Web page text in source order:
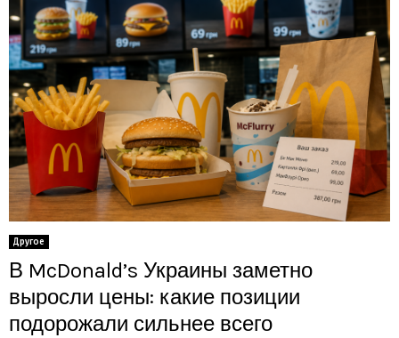
Другое
В McDonald’s Украины заметно
выросли цены: какие позиции
подорожали сильнее всего